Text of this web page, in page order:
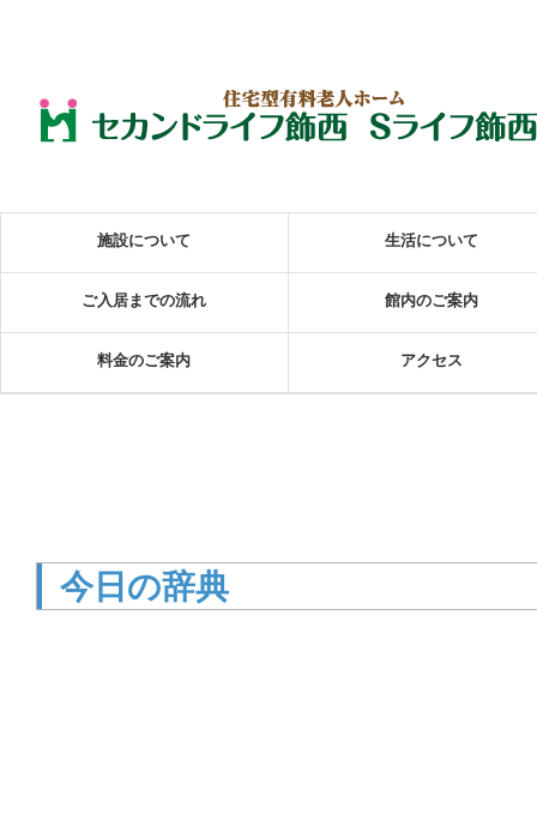
施設について 生活について
ご入居までの流れ 館内のご案内
料金のご案内 アクセス
今日の辞典